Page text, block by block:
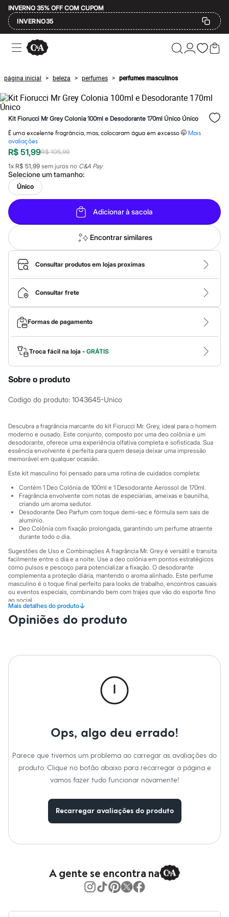
INVERNO 35% OFF COM CUPOM
INVERNO35
Ofertas
Compre por Departamento
Masculino
Infantil
Calçados
Mindse7
Plus Size
Até 20% off
Até 40% off
Até 60% off
A partir de 60% off
Feminino
Em alta
Inverno
Alfaiataria
Novidades
Roupas
Blusas e Camisetas
Básicos
Calças
Casacos e Jaquetas
Jeans
Macacões
Saias
Shorts e Bermudas
Vestidos
Acessórios
Bolsas
Bonés e Chapéus
Bijoux
Relógios
Calçados
Botas
Chinelos
Rasteirinhas
Sandálias
Sapatilhas
Marcas
City
Clock House
Mindset
Sawary
Yessica
Acessórios
Blusas
Calçados
Leggings
Shorts e Bermudas
Tops
Calcinhas
Cintas e Modeladores
Meias
Pijamas
Sutiãs e Tops
Moda praia
Biquínis
Maiôs
Saídas de praia
Blusas e Camisetas
Calças
Dia dos Pais
Novidades
Roupas
Bermudas
Camisetas e Regatas
Casacos e Jaquetas
Acessórios
Bolsas e Mochilas
Botas
página inicial > beleza > perfumes > perfumes masculinos
Kit Fiorucci Mr Grey Colonia 100ml e Desodorante 170ml Único Único
É uma excelente fragrância, mas, colocaram água em excesso 🤭Mais
avaliações
R$ 51,99R$ 105,99
1x R$ 51,99 sem juros no C&A Pay
Selecione umtamanho:
Único
Adicionar à sacola
Encontrar similares
Consultar produtos em lojas proximas
Consultar frete
Formas de pagamento
Troca fácil na loja - GRÁTIS
Sobre o produto
Codigo do produto: 1043645-Unico
Descubra a fragrância marcante do kit Fiorucci Mr. Grey, ideal para o homem
moderno e ousado. Este conjunto, composto por uma deo colônia e um
desodorante, oferece uma experiência olfativa completa e sofisticada. Sua
essência envolvente é perfeita para quem deseja deixar uma impressão
memorável em qualquer ocasião.
Este kit masculino foi pensado para uma rotina de cuidados completa:
Contém 1 Deo Colônia de 100ml e 1 Desodorante Aerossol de 170ml.
Fragrância envolvente com notas de especiarias, ameixas e baunilha,
criando um aroma sedutor.
Desodorante Deo Parfum com toque demi-sec e fórmula sem sais de
alumínio.
Deo Colônia com fixação prolongada, garantindo um perfume atraente
durante todo o dia.
Sugestões de Uso e Combinações A fragrância Mr. Grey é versátil e transita
facilmente entre o dia e a noite. Use a deo colônia em pontos estratégicos
como pulsos e pescoço para potencializar a fixação. O desodorante
complementa a proteção diária, mantendo o aroma alinhado. Este perfume
masculino é o toque final perfeito para looks de trabalho, encontros casuais
ou eventos especiais, combinando bem com trajes que vão do esporte fino
ao social.
A gente se encontra na C&A! ❤
Colônia: 100 mL Desodorante: 170 mL
Mais detalhes do produto↓
Cor: Único
Opiniões do produto
Ops, algo deu errado!
Parece que tivemos um problema ao carregar as avaliações do
produto. Clique no botão abaixo para recarregar a página e
vamos fazer tudo funcionar novamente!
Recarregar avaliações do produto
A gente se encontra na